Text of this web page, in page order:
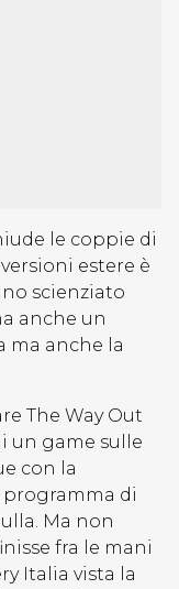
le coppie di
estere è
scienziato
anche un
ma anche la
The Way Out
un game sulle
con la
di
Ma non
fra le mani
Italia vista la